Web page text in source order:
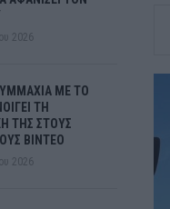
2026
ΜΕ ΤΟ
ΤΗ
ΤΗΣ ΣΤΟΥΣ
ΒΙΝΤΕΟ
2026